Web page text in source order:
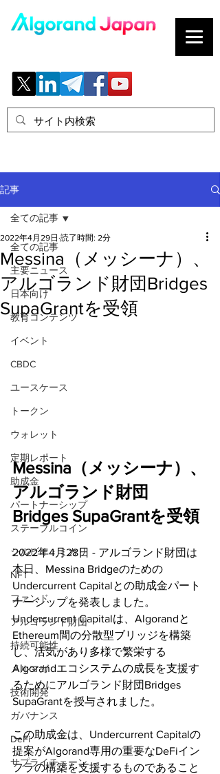
記事
全ての記事
主要ニュース
日本向け
教育コンテンツ
イベント
CBDC
ユースケース
トークン
ウォレット
定期レポート
助成金
パートナーシップ
ステーブルコイン
シルビオ・ミカリ
NFT
ファンド
アルゴランド財団
持続可能性
メルマガ
技術開発
ガバナンス
DeFi
サプライチェーン
全ての記事
Messina（メッシーナ）、
アルゴランド財団Bridges
SupaGrantを受領
2022年4月29日 読了時間: 2分
Messina（メッシーナ）、
アルゴランド財団
Bridges SupaGrantを受領
2022年4月28日 - アルゴランド財団は
本日、Messina Bridgeのための
Undercurrent Capitalとの助成金パート
ナーシップを発表しました。
Undercurrent Capitalは、Algorandと
Ethereum間の分散型ブリッジを構築
し、活気があり多様で繁栄する
Algorandエコシステムの成長を支援す
るためにアルゴランド財団Bridges
SupaGrantを授与されました。
この助成金は、Undercurrent Capitalの
提案がAlgorand専用の重要なDeFiイン
フラの構築を支援するものであること